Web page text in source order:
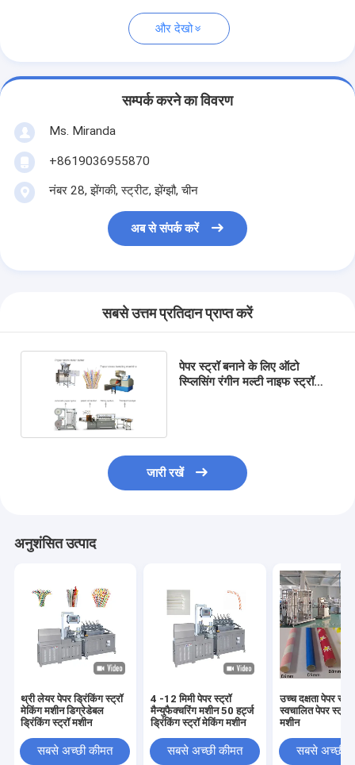
और देखो
सम्पर्क करने का विवरण
Ms. Miranda
+8619036955870
नंबर 28, झेंगकी, स्ट्रीट, झेंग्झौ, चीन
अब से संपर्क करें
सबसे उत्तम प्रतिदान प्राप्त करें
पेपर स्ट्रॉ बनाने के लिए ऑटो
स्प्लिसिंग रंगीन मल्टी नाइफ स्ट्रॉ
जारी रखें
अनुशंसित उत्पाद
थ्री लेयर पेपर ड्रिंकिंग स्ट्रॉ
मेकिंग मशीन डिग्रेडेबल
ड्रिंकिंग स्ट्रॉ मशीन
सबसे अच्छी कीमत
4 -12 मिमी पेपर स्ट्रॉ
मैन्युफैक्चरिंग मशीन 50 हर्ट्ज
ड्रिंकिंग स्ट्रॉ मेकिंग मशीन
सबसे अच्छी कीमत
उच्च दक्षता पेपर
स्वचालित पेपर स्ट्रॉ
मशीन
सबसे अच्छी